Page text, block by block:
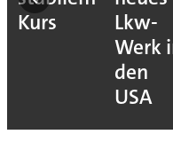
Kurs
Lkw-
Werk
den
USA